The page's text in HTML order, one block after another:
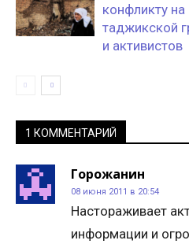
конфликту
таджикской
и активистов
1 КОММЕНТАРИЙ
Горожанин
08 июня 2011 в 20:54
Настораживает
информации и